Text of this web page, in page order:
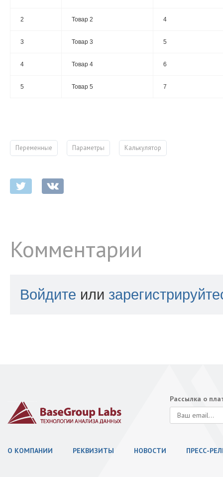
2 Товар 2 4
3 Товар 3 5
4 Товар 4 6
5 Товар 5 7
Переменные Параметры Калькулятор
Комментарии
Войдите или
Рассылка о
О КОМПАНИИ РЕКВИЗИТЫ НОВОСТИ ПРЕСС-